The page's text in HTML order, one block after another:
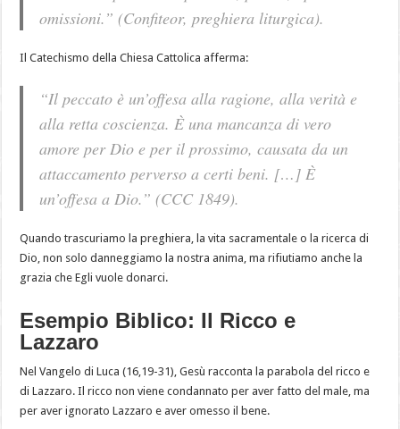
omissioni.” (Confiteor, preghiera liturgica).
Il Catechismo della Chiesa Cattolica afferma:
“Il peccato è un’offesa alla ragione, alla verità e
alla retta coscienza. È una mancanza di vero
amore per Dio e per il prossimo, causata da un
attaccamento perverso a certi beni. […] È
un’offesa a Dio.” (CCC1849).
Quando trascuriamo la preghiera, la vita sacramentale o la ricerca di
Dio, non solo danneggiamo la nostra anima, ma rifiutiamo anche la
grazia che Egli vuole donarci.
Esempio Biblico: Il Ricco e
Lazzaro
Nel Vangelo di Luca (16,19-31), Gesù racconta la parabola del ricco e
di Lazzaro. Il ricco non viene condannato per aver fatto del male, ma
per aver ignorato Lazzaro e aver omesso il bene.